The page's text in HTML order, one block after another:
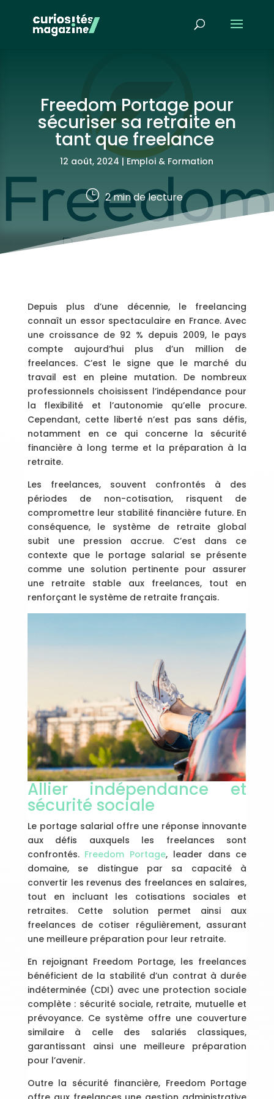
Freedom Portage pour
sécuriser sa retraite en
tant que freelance
12 août, 2024 | Emploi & Formation
} 2min de lecture
Depuis plus d’une décennie, le freelancing
connaît un essor spectaculaire en France. Avec
une croissance de 92 % depuis 2009, le pays
compte aujourd’hui plus d’un million de
freelances. C’est le signe que le marché du
travail est en pleine mutation. De nombreux
professionnels choisissent l’indépendance pour
la flexibilité et l’autonomie qu’elle procure.
Cependant, cette liberté n’est pas sans défis,
notamment en ce qui concerne la sécurité
financière à long terme et la préparation à la
retraite.
Les freelances, souvent confrontés à des
périodes de non-cotisation, risquent de
compromettre leur stabilité financière future. En
conséquence, le système de retraite global
subit une pression accrue. C’est dans ce
contexte que le portage salarial se présente
comme une solution pertinente pour assurer
une retraite stable aux freelances, tout en
renforçant le système de retraite français.
Allier indépendance et
sécurité sociale
Le portage salarial offre une réponse innovante
aux défis auxquels les freelances sont
confrontés. Freedom Portage, leader dans ce
domaine, se distingue par sa capacité à
convertir les revenus des freelances en salaires,
tout en incluant les cotisations sociales et
retraites. Cette solution permet ainsi aux
freelances de cotiser régulièrement, assurant
une meilleure préparation pour leur retraite.
En rejoignant Freedom Portage, les freelances
bénéficient de la stabilité d’un contrat à durée
indéterminée (CDI) avec une protection sociale
complète : sécurité sociale, retraite, mutuelle et
prévoyance. Ce système offre une couverture
similaire à celle des salariés classiques,
garantissant ainsi une meilleure préparation
pour l’avenir.
Outre la sécurité financière, Freedom Portage